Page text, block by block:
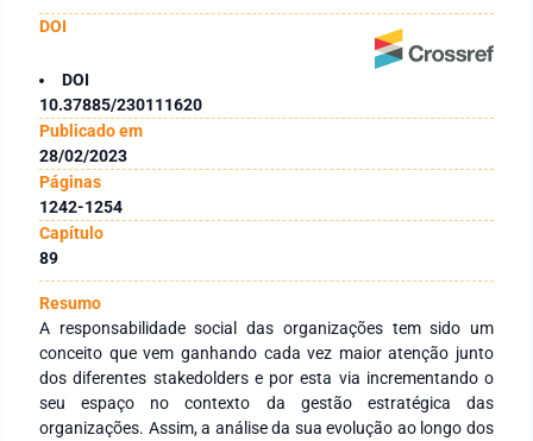
DOI
DOI
10.37885/230111620
Publicado em
28/02/2023
Páginas
1242-1254
Capítulo
89
Resumo
A responsabilidade social das organizações tem sido um
conceito que vem ganhando cada vez maior atenção junto
dos diferentes stakedolders e por esta via incrementando o
seu espaço no contexto da gestão estratégica das
organizações. Assim, a análise da sua evolução ao longo dos